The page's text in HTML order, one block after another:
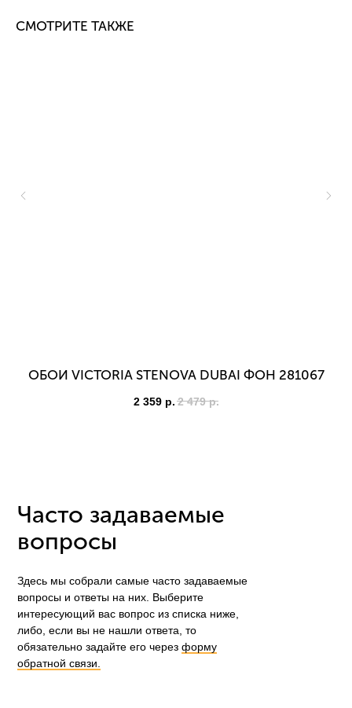
СМОТРИТЕ ТАКЖЕ
ОБОИ VICTORIA STENOVA DUBAI ФОН 281067
2 359 р. 2 479 р.
Часто задаваемые
вопросы
Здесь мы собрали самые часто задаваемые
вопросы и ответы на них. Выберите
интересующий вас вопрос из списка ниже,
либо, если вы не нашли ответа, то
обязательно задайте его черезформу
обратной связи.